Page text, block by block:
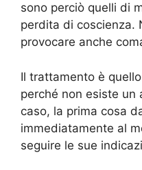
sono perciò quelli di
perdita di coscienza.
provocare anche
Il trattamento è
perché non esiste un
caso, la prima cosa
immediatamente al
seguire le sue